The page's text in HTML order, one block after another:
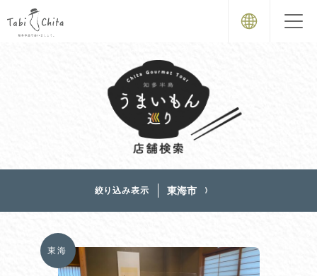
絞り込み表示 東海市
東海